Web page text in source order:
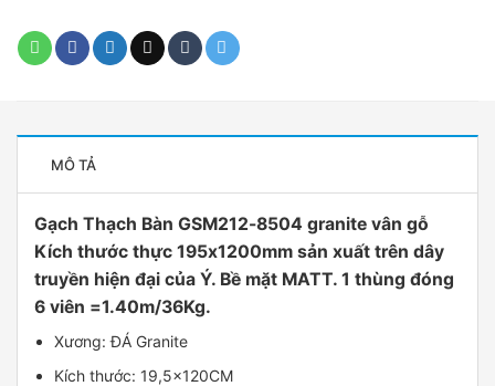
MÔ TẢ
Gạch Thạch Bàn GSM212-8504 granite vân gỗ
Kích thước thực 195x1200mm sản xuất trên dây
truyền hiện đại của Ý. Bề mặt MATT. 1 thùng đóng
6 viên =1.40m/36Kg.
Xương: ĐÁ Granite
Kích thước: 19,5x120CM